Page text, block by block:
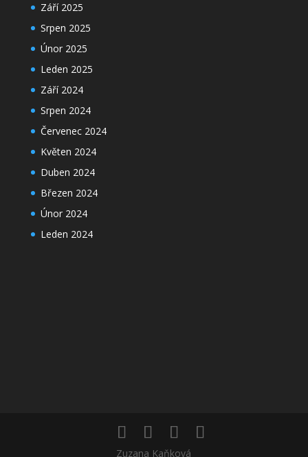
Září 2025
Srpen 2025
Únor 2025
Leden 2025
Září 2024
Srpen 2024
Červenec 2024
Květen 2024
Duben 2024
Březen 2024
Únor 2024
Leden 2024
Zuzana Kaňková